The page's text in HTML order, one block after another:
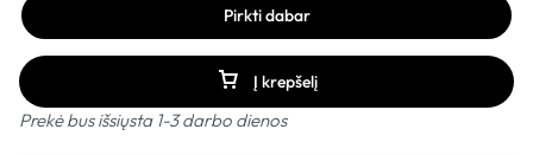
Į krepšelį
Pirkti dabar
Prekė bus išsiųsta 1-3 darbo dienos